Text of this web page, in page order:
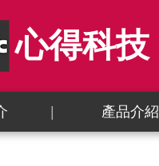
心得科技
產品介紹